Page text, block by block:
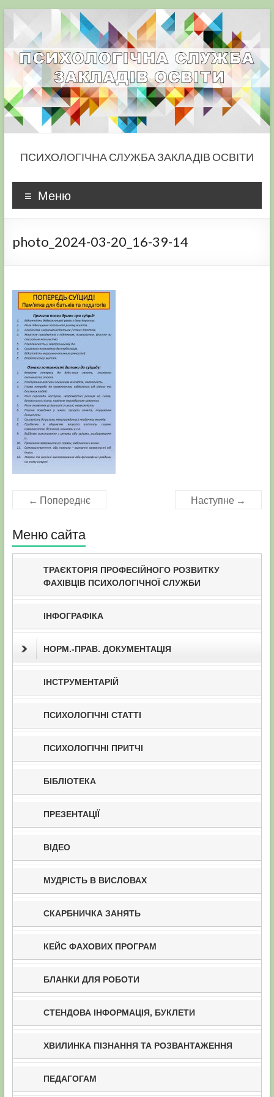
content
ПСИХОЛОГІЧНА СЛУЖБА ЗАКЛАДІВ ОСВІТИ
Меню
photo_2024-03-20_16-39-14
← Попереднє Наступне →
Меню сайта
ТРАЄКТОРІЯ ПРОФЕСІЙНОГО РОЗВИТКУ
ФАХІВЦІВ ПСИХОЛОГІЧНОЇ СЛУЖБИ
ІНФОГРАФІКА
НОРМ.-ПРАВ. ДОКУМЕНТАЦІЯ
ІНСТРУМЕНТАРІЙ
ПСИХОЛОГІЧНІ СТАТТІ
ПСИХОЛОГІЧНІ ПРИТЧІ
БІБЛІОТЕКА
ПРЕЗЕНТАЦІЇ
ВІДЕО
МУДРІСТЬ В ВИСЛОВАХ
СКАРБНИЧКА ЗАНЯТЬ
КЕЙС ФАХОВИХ ПРОГРАМ
БЛАНКИ ДЛЯ РОБОТИ
СТЕНДОВА ІНФОРМАЦІЯ, БУКЛЕТИ
ХВИЛИНКА ПІЗНАННЯ ТА РОЗВАНТАЖЕННЯ
ПЕДАГОГАМ